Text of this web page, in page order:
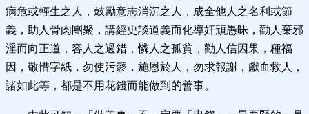
病危或輕生之人，鼓勵意志消沉之人，成全他人之名利或節
義，助人骨肉團聚，講經史談道義而化導奸頑愚昧，勸人棄邪
淫而向正道，容人之過錯，憐人之孤貧，勸人信因果，種福
因，敬惜字紙，勿使污褻，施恩於人，勿求報謝，獻血救人，
諸如此等，都是不用花錢而能做到的善事。